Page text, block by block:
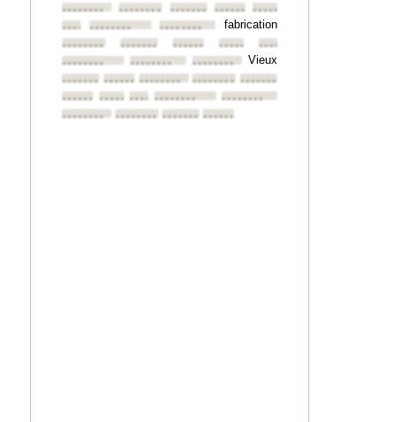
••••••••
•••••••• •••••••• ••••••••••••••••
•••••••••••••••• ••••••••
fabrication
••••••••
•••••••• •••••••• ••••••••••••••••
••••••••
•••••••• ••••••••
Vieux
•••••••••••••••••••••••• •••••••• ••••••••
••••••••••••••••••••••••••••••••
••••••••
••••••••
•••••••• ••••••••••••••••